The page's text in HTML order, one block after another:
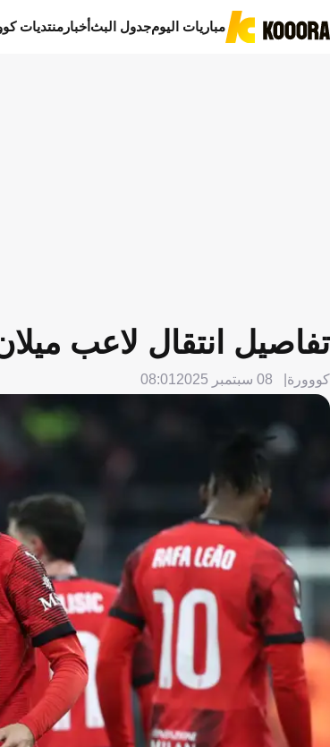
مباريات اليومجدول البثأخبار منتديات
تفاصيل انتقال لاعب
كووورة 08 سبتمبر 2025 08:01